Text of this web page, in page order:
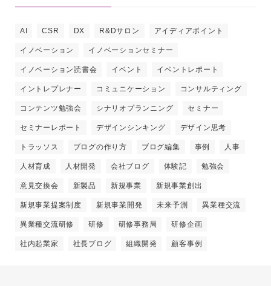
AI CSR DX R&Dサロン アイディアポイント
イノベーション イノベーションセミナー
イノベーション読書会 イベント イベントレポート
イントレプレナー コミュニケーション コンサルティング
コンテンツ勉強会 シナリオプランニング セミナー
セミナーレポート デザインシンキング デザイン思考
トラッソス ブログの作り方 ブログ編集 事例 人事
人材育成 人材開発 会社ブログ 体験記 勉強会
意見交換会 新製品 新規事業 新規事業創出
新規事業提案制度 新規事業開発 未来予測 異業種交流
異業種交流研修 研修 研修事務局 研修企画
社内起業家 社長ブログ 組織開発 顧客事例